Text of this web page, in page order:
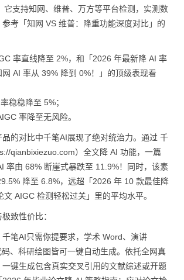
它支持知网、维普、万方等平台检测，实测数
考「知网 VS 维普：降重功能深度对比」的
率直线降至 2%，和「2026 年最新降 AI 率
AI 率从 39% 降到 0%！」的顶级表现看
稳稳降至 5%；
率降至无风险。
的对比中千笔AI展现了绝对统治力。通过 千
qianbixiezuo.com）全文降 AI 功能，一篇
率由 68% 断崖式暴跌至 11.9%！同时，该素
降至 6.8%，远超「2026 年 10 款最佳降
AIGC 检测轻松过关」里的平均水平。
致性价比：
千笔AI只需你提要求，学术 Word、演讲
、科研绘图皆可一键自动生成。依托全网真
键生成包含真实交叉引用的文献综述或开题